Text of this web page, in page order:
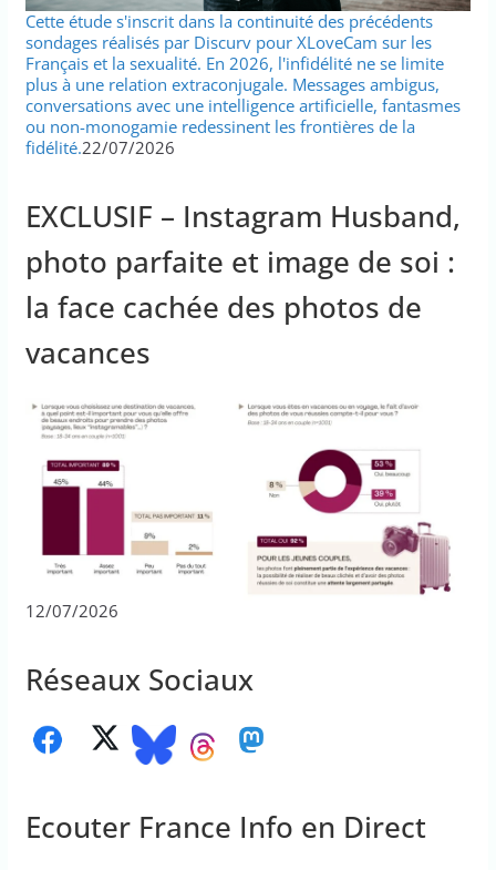
Cette étude s'inscrit dans la continuité des précédents
sondages réalisés par Discurv pour XLoveCam sur les
Français et la sexualité. En 2026, l'infidélité ne se limite
plus à une relation extraconjugale. Messages ambigus,
conversations avec une intelligence artificielle, fantasmes
ou non-monogamie redessinent les frontières de la
fidélité.22/07/2026
EXCLUSIF – Instagram Husband,
photo parfaite et image de soi :
la face cachée des photos de
vacances
12/07/2026
Réseaux Sociaux
Ecouter France Info en Direct